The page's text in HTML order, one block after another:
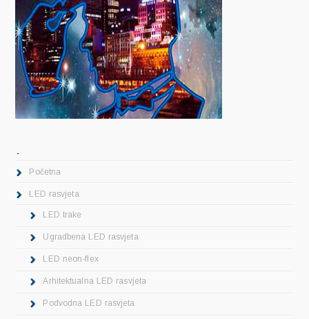
Početna
LED rasvjeta
LED trake
Ugradbena LED rasvjeta
LED neon-flex
Arhitektualna LED rasvjeta
Podvodna LED rasvjeta